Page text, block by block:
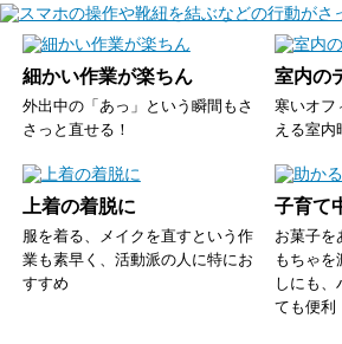
細かい作業が楽ちん
外出中の「あっ」という瞬間もさ
さっと直せる！
室内の
寒いオフ
える室内
上着の着脱に
服を着る、メイクを直すという作
業も素早く、活動派の人に特にお
すすめ
子育て
お菓子を
もちゃ
しにも、
ても便利